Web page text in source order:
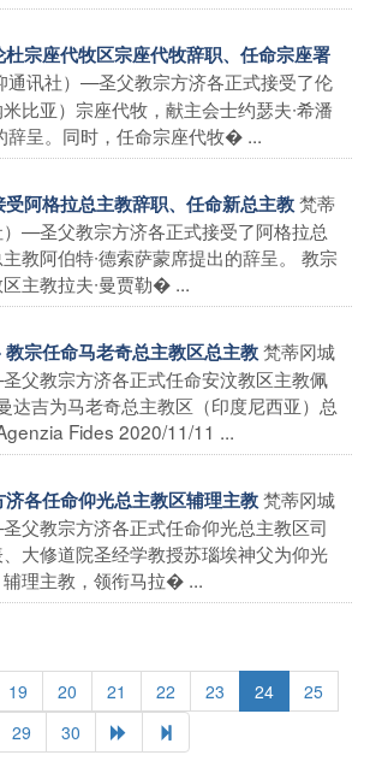
宗座代牧区宗座代牧辞职、任命宗座署
通讯社）—圣父教宗方济各正式接受了伦
比亚）宗座代牧，献主会士约瑟夫∙希潘
辞呈。同时，任命宗座代牧� ...
阿格拉总主教辞职、任命新总主教梵蒂
—圣父教宗方济各正式接受了阿格拉总
教阿伯特∙德索萨蒙席提出的辞呈。 教宗
主教拉夫∙曼贾勒� ...
宗任命马老奇总主教区总主教梵蒂冈城
父教宗方济各正式任命安汶教区主教佩
达吉为马老奇总主教区（印度尼西亚）总
Fides 2020/11/11 ...
各任命仰光总主教区辅理主教梵蒂冈城
父教宗方济各正式任命仰光总主教区司
大修道院圣经学教授苏瑙埃神父为仰光
理主教，领衔马拉� ...
19 20 21 22 23 24
25
29 30